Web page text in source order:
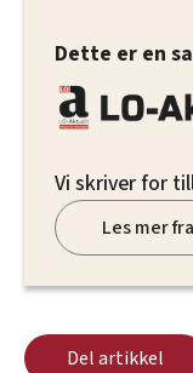
Dette er en
Vi skriver for
Les mer
Del artikkel